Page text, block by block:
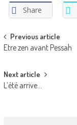
Share
Post
navigation
Previous article
Etre zen avant Pessah
Next article
L’été arrive…